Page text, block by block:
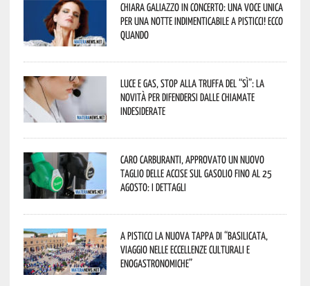
Chiara Galiazzo in concerto: una voce unica
per una notte indimenticabile a Pisticci! Ecco
quando
Luce e gas, stop alla truffa del “Sì”: la
novità per difendersi dalle chiamate
indesiderate
Caro carburanti, approvato un nuovo
taglio delle accise sul gasolio fino al 25
agosto: i dettagli
A Pisticci la nuova tappa di “Basilicata,
viaggio nelle eccellenze culturali e
enogastronomiche”